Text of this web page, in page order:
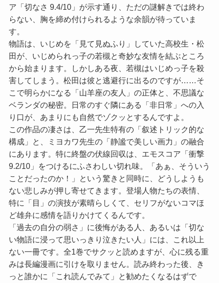
ア「切なさ 9.4/10」 が示す通り、ただの謎解きでは終わ
らない、胸を締め付けられるような余韻が待っていま
す。
物語は、いじめを「見て見ぬふり」していた高校生・松
田が、いじめられっ子の若槻と奇妙な友情を結ぶところ
から始まります。しかしある夜、若槻はいじめっ子を殺
害してしまう。松田は彼と逃避行に出るのですが……そ
こで明らかになる「山羊座の友人」の正体と、不思議な
ベランダの秘密。日常のすぐ隣にある「非日常」への入
り口が、あまりにも自然でゾクッとするんですよ。
この作品の凄さは、乙一先生特有の「叙述トリック的な
構成」と、ミヨカワ先生の「静謐で美しい画力」の融合
にあります。特に終盤の伏線回収は、
エモスコア「衝撃
9.2/10」
をつけるにふさわしい切れ味。「あぁ、そういう
ことだったのか！」という驚きと同時に、どうしようも
ない悲しみが押し寄せてきます。登場人物たちの表情、
特に「目」の演技が素晴らしくて、セリフがないコマほ
ど雄弁に感情を語りかけてくるんです。
「過去の自分の弱さ」に後悔がある人、あるいは「切な
い物語に浸って思いっきり泣きたい人」には、これ以上
ない一冊です。全1巻でサクッと読めますが、心に残る重
みは長編漫画に引けを取りません。読み終わった後、き
っと誰かに「これ読んでみて」と勧めたくなるはずで